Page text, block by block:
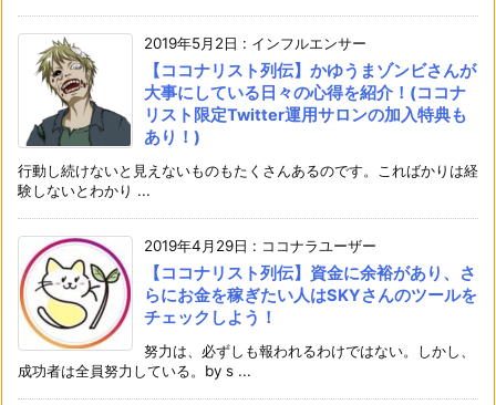
2019年5月2日 : インフルエンサー
【ココナリスト列伝】かゆうまゾンビさんが
大事にしている日々の心得を紹介！(ココナ
リスト限定Twitter運用サロンの加入特典も
あり！)
行動し続けないと見えないものもたくさんあるのです。こればかりは経
験しないとわかり ...
2019年4月29日 : ココナラユーザー
【ココナリスト列伝】資金に余裕があり、さ
らにお金を稼ぎたい人はSKYさんのツールを
チェックしよう！
努力は、必ずしも報われるわけではない。しかし、
成功者は全員努力している。by s ...